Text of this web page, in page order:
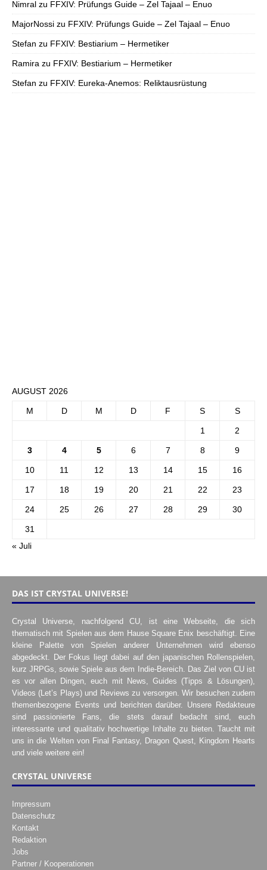
Nimral zu FFXIV: Prüfungs Guide – Zel Tajaal – Enuo
MajorNossi zu FFXIV: Prüfungs Guide – Zel Tajaal – Enuo
Stefan zu FFXIV: Bestiarium – Hermetiker
Ramira zu FFXIV: Bestiarium – Hermetiker
Stefan zu FFXIV: Eureka-Anemos: Reliktausrüstung
AUGUST 2026
M D M D F S S
1 2
3 4 5 6 7 8 9
10 11 12 13 14 15 16
17 18 19 20 21 22 23
24 25 26 27 28 29 30
31
« Juli
DAS IST CRYSTAL UNIVERSE!
Crystal Universe, nachfolgend CU, ist eine Webseite, die sich
thematisch mit Spielen aus dem Hause Square Enix beschäftigt. Eine
kleine Palette von Spielen anderer Unternehmen wird ebenso
abgedeckt. Der Fokus liegt dabei auf den japanischen Rollenspielen,
kurz JRPGs, sowie Spiele aus dem Indie-Bereich. Das Ziel von CU ist
es vor allen Dingen, euch mit News, Guides (Tipps & Lösungen),
Videos (Let’s Plays) und Reviews zu versorgen. Wir besuchen zudem
themenbezogene Events und berichten darüber. Unsere Redakteure
sind passionierte Fans, die stets darauf bedacht sind, euch
interessante und qualitativ hochwertige Inhalte zu bieten. Taucht mit
uns in die Welten von Final Fantasy, Dragon Quest, Kingdom Hearts
und viele weitere ein!
CRYSTAL UNIVERSE
Impressum
Datenschutz
Kontakt
Redaktion
Jobs
Partner / Kooperationen